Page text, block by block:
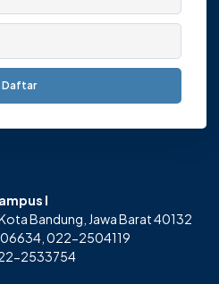
Daftar
I
Bandung, Jawa Barat 40132
022-2504119
2533754